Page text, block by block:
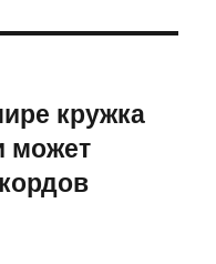
кружка
может